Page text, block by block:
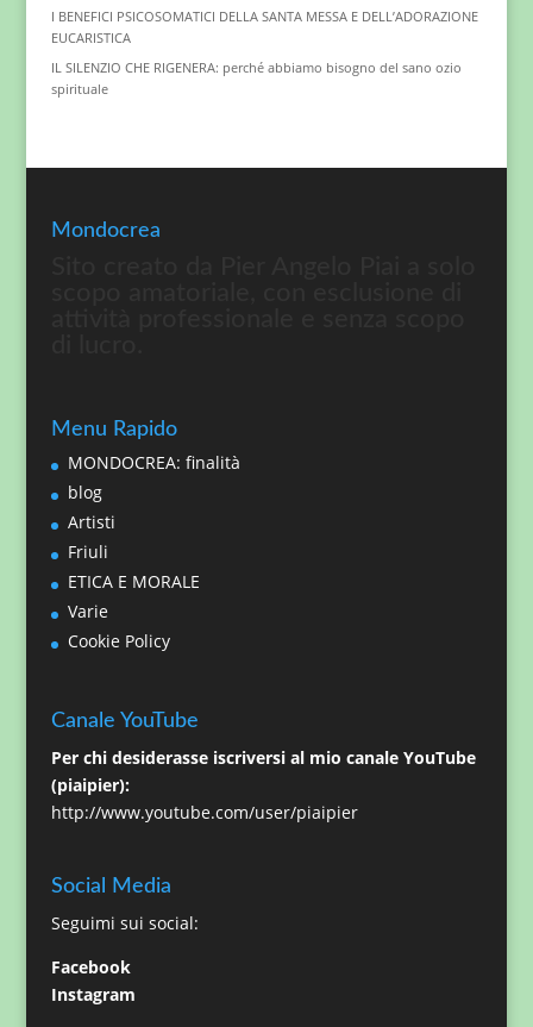
I BENEFICI PSICOSOMATICI DELLA SANTA MESSA E DELL’ADORAZIONE
EUCARISTICA
IL SILENZIO CHE RIGENERA: perché abbiamo bisogno del sano ozio
spirituale
Mondocrea
Menu Rapido
MONDOCREA: finalità
blog
Artisti
Friuli
ETICA E MORALE
Varie
Cookie Policy
Canale YouTube
Per chi desiderasse iscriversi al mio canale YouTube
(piaipier):
http://www.youtube.com/user/piaipier
Social Media
Seguimi sui social:
Facebook
Instagram